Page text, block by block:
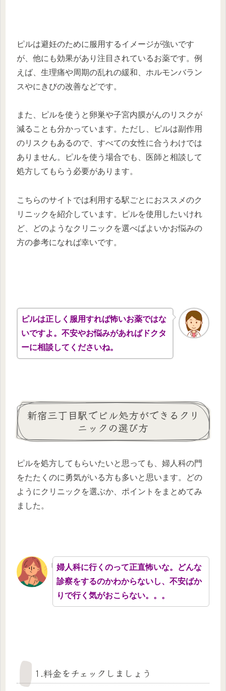
ピルは避妊のために服用するイメージが強いです
が、他にも効果があり注目されているお薬です。例
えば、生理痛や周期の乱れの緩和、ホルモンバラン
スやにきびの改善などです。
また、ピルを使うと卵巣や子宮内膜がんのリスクが
減ることも分かっています。ただし、ピルは副作用
のリスクもあるので、すべての女性に合うわけでは
ありません。ピルを使う場合でも、医師と相談して
処方してもらう必要があります。
こちらのサイトでは利用する駅ごとにおススメのク
リニックを紹介しています。ピルを使用したいけれ
ど、どのようなクリニックを選べばよいかお悩みの
方の参考になれば幸いです。
ピルは正しく服用すれば怖いお薬ではな
いですよ。不安やお悩みがあればドクタ
ーに相談してくださいね。
新宿三丁目駅でピル処方ができるクリ
ニックの選び方
ピルを処方してもらいたいと思っても、婦人科の門
をたたくのに勇気がいる方も多いと思います。どの
ようにクリニックを選ぶか、ポイントをまとめてみ
ました。
婦人科に行くのって正直怖いな。どんな
診察をするのかわからないし、不安ばか
りで行く気がおこらない。。。
1.料金をチェックしましょう